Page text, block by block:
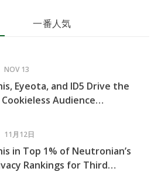
一番人気
NOV 13
Eyeota, and ID5 Drive the
Audience
11月12日
in Top 1% of Neutronian’s
Rankings for Third